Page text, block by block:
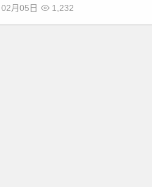
02月05日
1,232